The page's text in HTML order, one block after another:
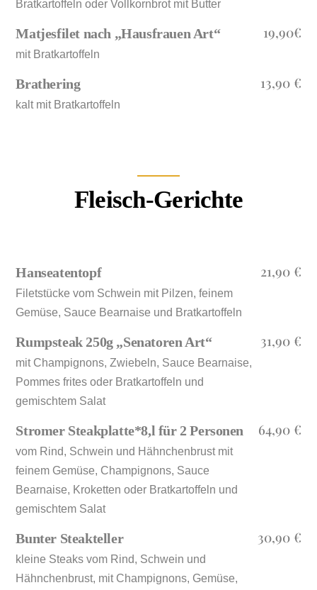
Bratkartoffeln oder Vollkornbrot mit Butter
Matjesfilet nach „Hausfrauen Art“
mit Bratkartoffeln
19,90€
Brathering
kalt mit Bratkartoffeln
13,90 €
Fleisch-Gerichte
Hanseatentopf
Filetstücke vom Schwein mit Pilzen, feinem
Gemüse, Sauce Bearnaise und Bratkartoffeln
21,90 €
Rumpsteak 250g „Senatoren Art“
mit Champignons, Zwiebeln, Sauce Bearnaise,
Pommes frites oder Bratkartoffeln und
gemischtem Salat
31,90 €
Stromer Steakplatte*8,l für 2 Personen
vom Rind, Schwein und Hähnchenbrust mit
feinem Gemüse, Champignons, Sauce
Bearnaise, Kroketten oder Bratkartoffeln und
gemischtem Salat
64,90 €
Bunter Steakteller
kleine Steaks vom Rind, Schwein und
Hähnchenbrust, mit Champignons, Gemüse,
30,90 €